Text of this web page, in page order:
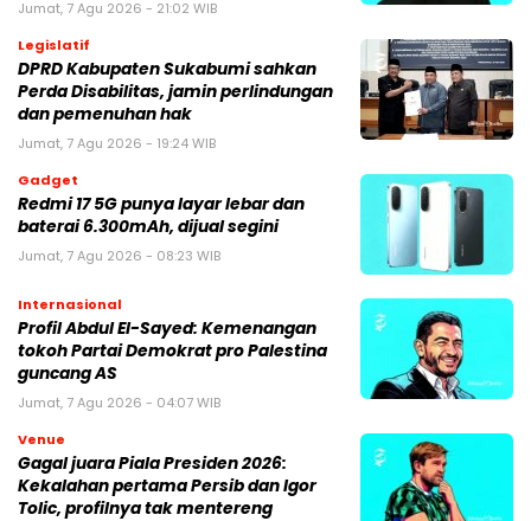
Jumat, 7 Agu 2026 - 21:02 WIB
Legislatif
DPRD Kabupaten Sukabumi sahkan
Perda Disabilitas, jamin perlindungan
dan pemenuhan hak
Jumat, 7 Agu 2026 - 19:24 WIB
Gadget
Redmi 17 5G punya layar lebar dan
baterai 6.300mAh, dijual segini
Jumat, 7 Agu 2026 - 08:23 WIB
Internasional
Profil Abdul El-Sayed: Kemenangan
tokoh Partai Demokrat pro Palestina
guncang AS
Jumat, 7 Agu 2026 - 04:07 WIB
Venue
Gagal juara Piala Presiden 2026:
Kekalahan pertama Persib dan Igor
Tolic, profilnya tak mentereng